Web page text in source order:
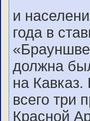
и
года в
должна
на
всего три
Красной